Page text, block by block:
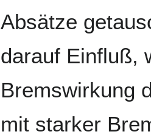
Absätze
darauf Einfluß,
Bremswirkung
mit starker